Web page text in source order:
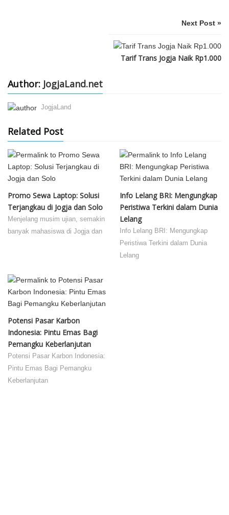
Next Post »
Tarif Trans Jogja Naik Rp1.000
Author: JogjaLand.net
JogjaLand
Related Post
Promo Sewa Laptop: Solusi
Terjangkau di Jogja dan Solo
Menjelang musim ujian, semakin
banyak mahasiswa di Jogja dan
Info Lelang BRI: Mengungkap
Peristiwa Terkini dalam Dunia
Lelang
Info Lelang BRI: Mengungkap
Peristiwa Terkini dalam Dunia
Lelang
Potensi Pasar Karbon
Indonesia: Pintu Emas Bagi
Pemangku Keberlanjutan
Potensi Pasar Karbon Indonesia:
Pintu Emas Bagi Pemangku
Keberlanjutan